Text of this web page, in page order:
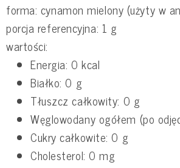
forma: cynamon mielony (użyty w
porcja referencyjna: 1 g
wartości:
Energia: 0 kcal
Białko: 0 g
Tłuszcz całkowity: 0 g
Węglowodany ogółem (po
Cukry całkowite: 0 g
Cholesterol: 0 mg